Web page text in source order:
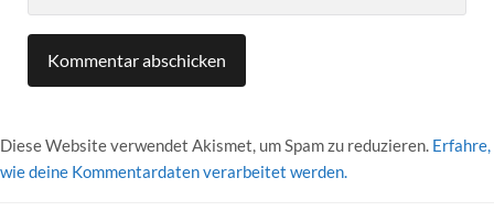
Diese Website verwendet Akismet, um Spam zu reduzieren. Erfahre,
wie deine Kommentardaten verarbeitet werden.